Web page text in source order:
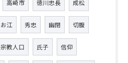
高崎市 徳川忠長 成松
お江 秀忠 幽閉 切腹
宗教人口 氏子 信仰